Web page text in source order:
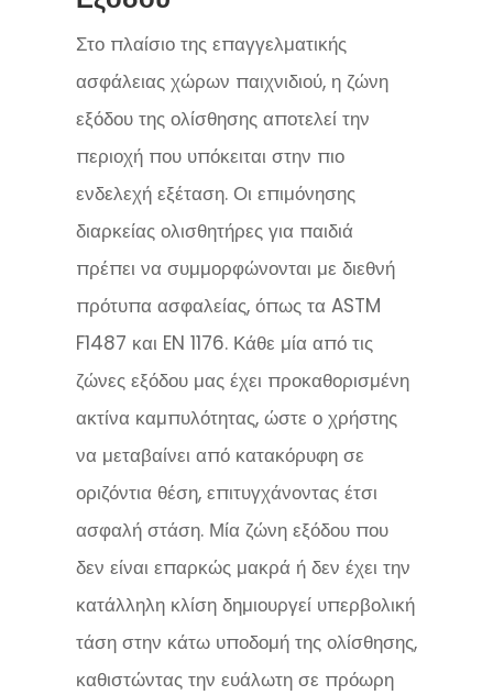
Στο πλαίσιο της επαγγελματικής
ασφάλειας χώρων παιχνιδιού, η ζώνη
εξόδου της ολίσθησης αποτελεί την
περιοχή που υπόκειται στην πιο
ενδελεχή εξέταση. Οι επιμόνησης
διαρκείας ολισθητήρες για παιδιά
πρέπει να συμμορφώνονται με διεθνή
πρότυπα ασφαλείας, όπως τα ASTM
F1487 και EN 1176. Κάθε μία από τις
ζώνες εξόδου μας έχει προκαθορισμένη
ακτίνα καμπυλότητας, ώστε ο χρήστης
να μεταβαίνει από κατακόρυφη σε
οριζόντια θέση, επιτυγχάνοντας έτσι
ασφαλή στάση. Μία ζώνη εξόδου που
δεν είναι επαρκώς μακρά ή δεν έχει την
κατάλληλη κλίση δημιουργεί υπερβολική
τάση στην κάτω υποδομή της ολίσθησης,
καθιστώντας την ευάλωτη σε πρόωρη